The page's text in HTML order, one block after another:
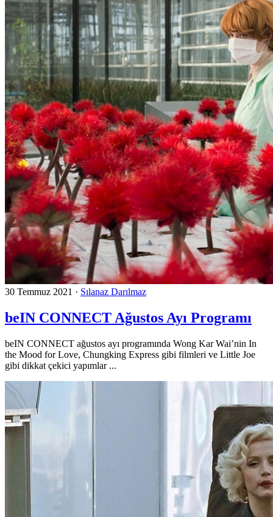
30 Temmuz 2021 · Sılanaz Darılmaz
beIN CONNECT Ağustos Ayı Programı
beIN CONNECT ağustos ayı programında Wong Kar Wai’nin In
the Mood for Love, Chungking Express gibi filmleri ve Little Joe
gibi dikkat çekici yapımlar ...